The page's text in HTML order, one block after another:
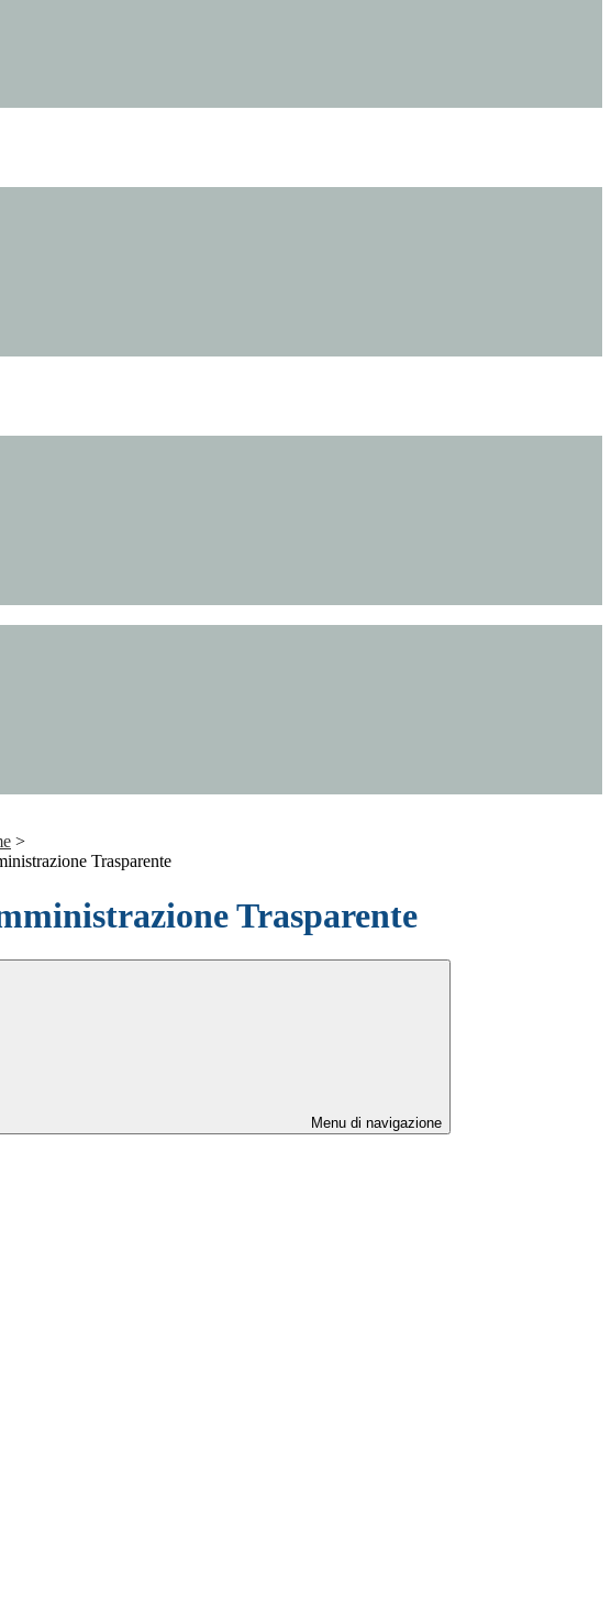
>
Trasparente
Trasparente
Menu di navigazione